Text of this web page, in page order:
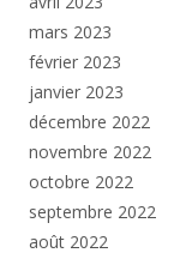
mars 2023
février 2023
janvier 2023
décembre 2022
novembre 2022
octobre 2022
septembre 2022
août 2022